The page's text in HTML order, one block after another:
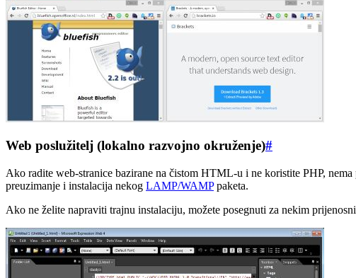
Web poslužitelj (lokalno razvojno okruženje)#
Ako radite web-stranice bazirane na čistom HTML-u i ne koristite PHP,
preuzimanje i instalacija nekog LAMP/WAMPpaketa.
Ako ne želite napraviti trajnu instalaciju, možete posegnuti za nekim